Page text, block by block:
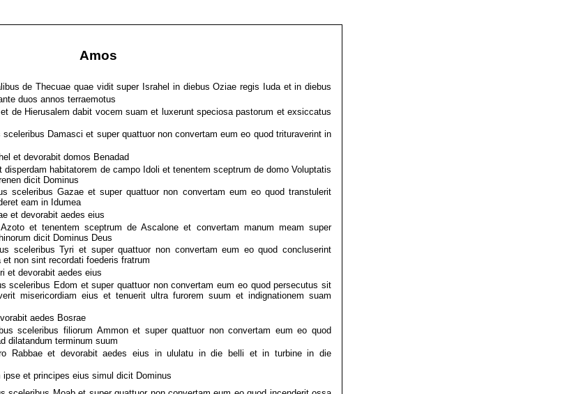
Amos
de Thecuae quae vidit super Israhel in diebus Oziae regis Iuda et in diebus
duos annos terraemotus
de Hierusalem dabit vocem suam et luxerunt speciosa pastorum et exsiccatus
Damasci et super quattuor non convertam eum eo quod trituraverint in
et devorabit domos Benadad
habitatorem de campo Idoli et tenentem sceptrum de domo Voluptatis
dicit Dominus
sceleribus Gazae et super quattuor non convertam eum eo quod transtulerit
eam in Idumea
et devorabit aedes eius
et tenentem sceptrum de Ascalone et convertam manum meam super
dicit Dominus Deus
sceleribus Tyri et super quattuor non convertam eum eo quod concluserint
non sint recordati foederis fratrum
et devorabit aedes eius
sceleribus Edom et super quattuor non convertam eum eo quod persecutus sit
misericordiam eius et tenuerit ultra furorem suum et indignationem suam
aedes Bosrae
sceleribus filiorum Ammon et super quattuor non convertam eum eo quod
dilatandum terminum suum
Rabbae et devorabit aedes eius in ululatu in die belli et in turbine in die
et principes eius simul dicit Dominus